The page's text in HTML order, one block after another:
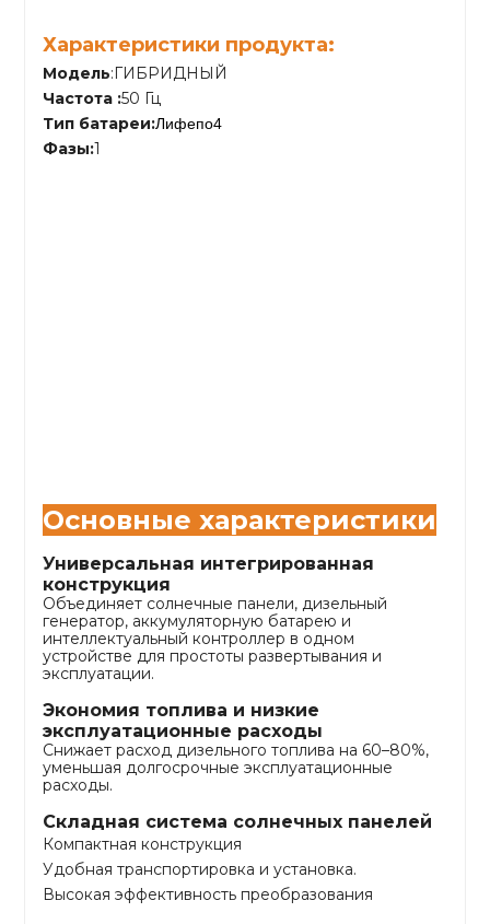
Характеристики продукта:
Модель:ГИБРИДНЫЙ
Частота :50 Гц
Тип батареи:Лифепо4
Фазы:1
Основные характеристики
Универсальная интегрированная
конструкция
Объединяет солнечные панели, дизельный
генератор, аккумуляторную батарею и
интеллектуальный контроллер в одном
устройстве для простоты развертывания и
эксплуатации.
Экономия топлива и низкие
эксплуатационные расходы
Снижает расход дизельного топлива на 60–80%,
уменьшая долгосрочные эксплуатационные
расходы.
Складная система солнечных панелей
Компактная конструкция
Удобная транспортировка и установка.
Высокая эффективность преобразования